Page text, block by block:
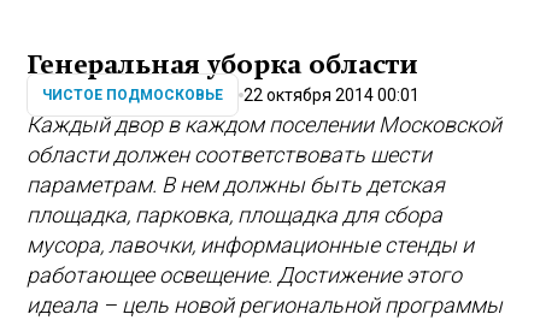
Генеральная уборка области
ЧИСТОЕ ПОДМОСКОВЬЕ 22 октября 2014 00:01
Каждый двор в каждом поселении Московской
области должен соответствовать шести
параметрам. В нем должны быть детская
площадка, парковка, площадка для сбора
мусора, лавочки, информационные стенды и
работающее освещение. Достижение этого
идеала – цель новой региональной программы